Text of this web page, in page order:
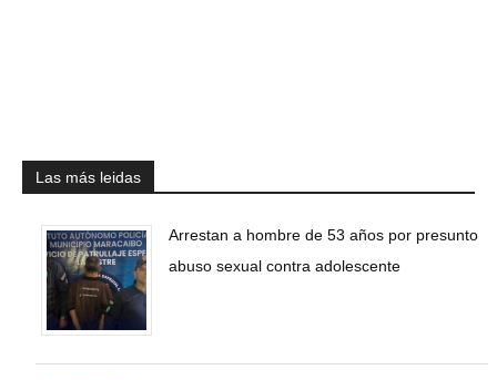
Las más leidas
Arrestan a hombre de 53 años por presunto
abuso sexual contra adolescente